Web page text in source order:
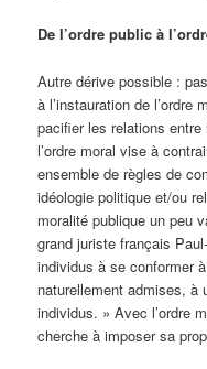
De l’ordre public à
Autre dérive possible :
à l’instauration de l’ordre
pacifier les relations entre
l’ordre moral vise à
ensemble de règles de
idéologie politique et/ou
moralité publique un peu
grand juriste français
individus à se conformer
naturellement admises, à
individus. » Avec l’ordre
cherche à imposer sa